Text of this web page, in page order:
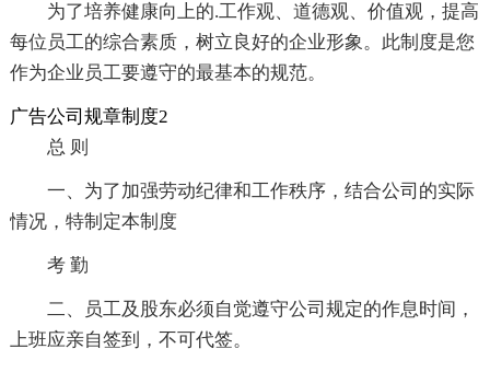
为了培养健康向上的.工作观、道德观、价值观，提高
每位员工的综合素质，树立良好的企业形象。此制度是您
作为企业员工要遵守的最基本的规范。
广告公司规章制度2
总 则
一、为了加强劳动纪律和工作秩序，结合公司的实际
情况，特制定本制度
考 勤
二、员工及股东必须自觉遵守公司规定的作息时间，
上班应亲自签到，不可代签。